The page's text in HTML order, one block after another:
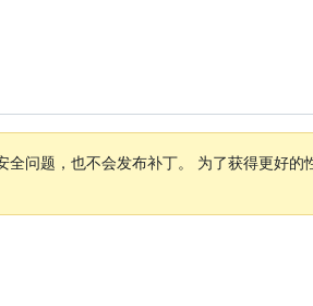
全问题，也不会发布补丁。 为了获得更好的